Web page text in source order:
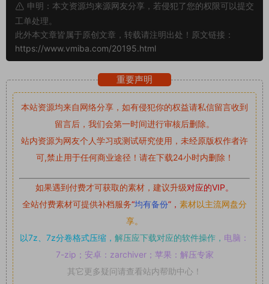
申明：本文资源均来源网友分享，若侵犯了您的权限可以提交
工单处理。
此外本文章皆属于原创文章，转载请注明出处！原文链接：
https://www.vmiba.com/20195.html
重要声明
本站资源均来自网络分享，如有侵犯你的权益请私信留言收到
留言后，我们会第一时间进行审核后删除。
站内资源为网友个人学习或测试研究使用，未经原版权作者许
可,禁止用于任何商业途径！请在下载24小时内删除！
如果遇到付费才可获取的素材，建议升级对应的VIP。
全站付费素材可提供补档服务“均有备份”， 素材以主流网盘分
享。
以7z、7z分卷格式压缩， 解压应下载对应的软件操作， 电脑：
7-zip；安卓：zarchiver；苹果：解压专家
其它更多疑问请查看站内帮助中心！